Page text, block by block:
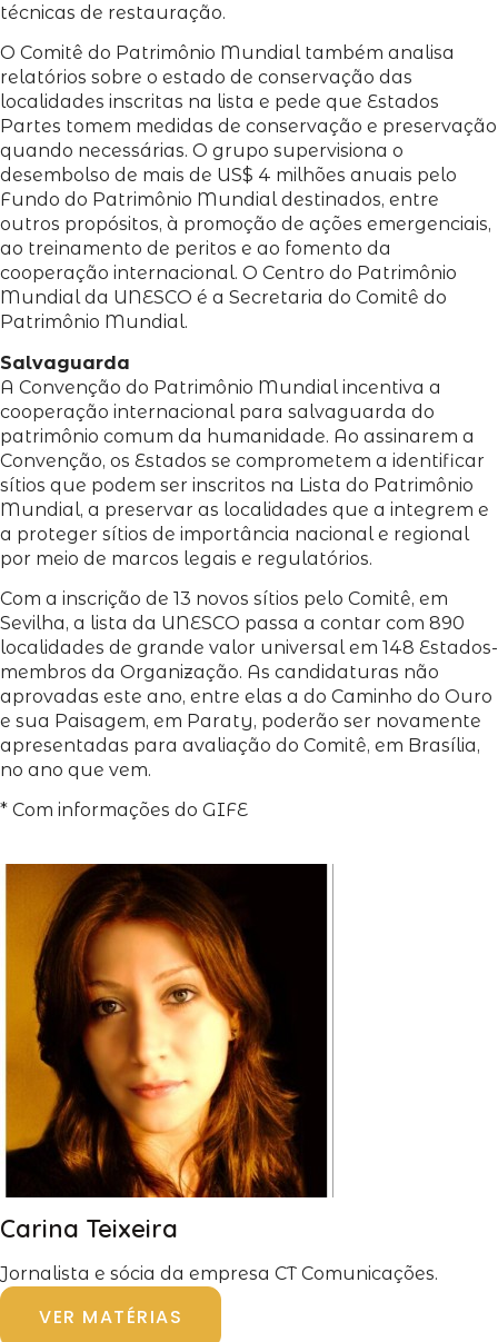
técnicas de restauração.
O Comitê do Patrimônio Mundial também analisa
relatórios sobre o estado de conservação das
localidades inscritas na lista e pede que Estados
Partes tomem medidas de conservação e preservação
quando necessárias. O grupo supervisiona o
desembolso de mais de US$ 4 milhões anuais pelo
Fundo do Patrimônio Mundial destinados, entre
outros propósitos, à promoção de ações emergenciais,
ao treinamento de peritos e ao fomento da
cooperação internacional. O Centro do Patrimônio
Mundial da UNESCO é a Secretaria do Comitê do
Patrimônio Mundial.
Salvaguarda
A Convenção do Patrimônio Mundial incentiva a
cooperação internacional para salvaguarda do
patrimônio comum da humanidade. Ao assinarem a
Convenção, os Estados se comprometem a identificar
sítios que podem ser inscritos na Lista do Patrimônio
Mundial, a preservar as localidades que a integrem e
a proteger sítios de importância nacional e regional
por meio de marcos legais e regulatórios.
Com a inscrição de 13 novos sítios pelo Comitê, em
Sevilha, a lista da UNESCO passa a contar com 890
localidades de grande valor universal em 148 Estados-
membros da Organização. As candidaturas não
aprovadas este ano, entre elas a do Caminho do Ouro
e sua Paisagem, em Paraty, poderão ser novamente
apresentadas para avaliação do Comitê, em Brasília,
no ano que vem.
* Com informações do GIFE
Carina Teixeira
Jornalista e sócia da empresa CT Comunicações.
VER MATÉRIAS